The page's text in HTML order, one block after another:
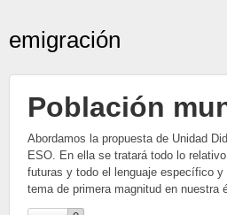
emigración
Población
Abordamos la propuesta de Unidad
ESO. En ella se tratará todo lo
futuras y todo el lenguaje específico
tema de primera magnitud en nuestra